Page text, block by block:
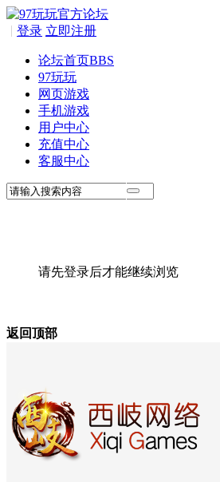
登录
| 立即注册
论坛首页BBS
97玩玩
网页游戏
手机游戏
用户中心
充值中心
客服中心
请先登录后才能继续浏览
返回顶部